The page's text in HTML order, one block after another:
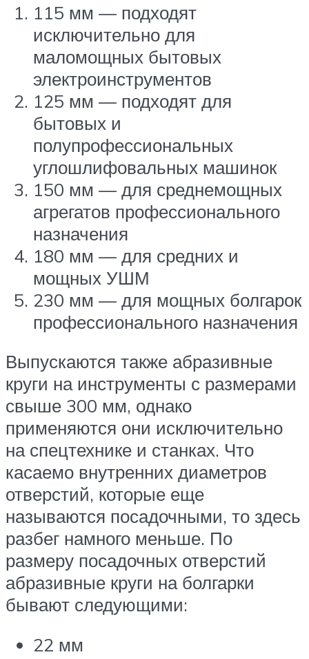
115 мм — подходят
исключительно для
маломощных бытовых
электроинструментов
125 мм — подходят для
бытовых и
полупрофессиональных
углошлифовальных машинок
150 мм — для среднемощных
агрегатов профессионального
назначения
180 мм — для средних и
мощных УШМ
230 мм — для мощных болгарок
профессионального назначения
Выпускаются также абразивные
круги на инструменты с размерами
свыше 300 мм, однако
применяются они исключительно
на спецтехнике и станках. Что
касаемо внутренних диаметров
отверстий, которые еще
называются посадочными, то здесь
разбег намного меньше. По
размеру посадочных отверстий
абразивные круги на болгарки
бывают следующими:
22 мм